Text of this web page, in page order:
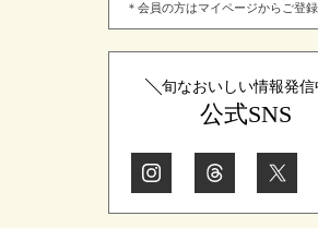
＊会員の方はマイページからご登
旬なおいしい情報発信
公式SNS